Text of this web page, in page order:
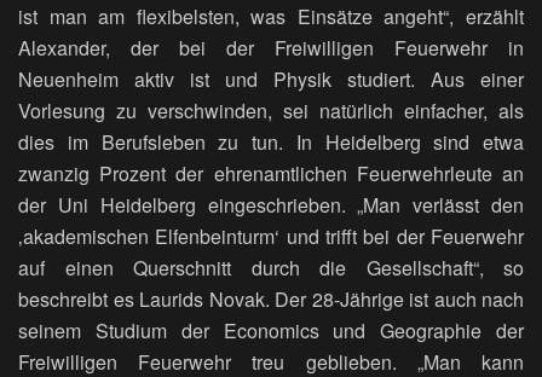
ist man am flexibelsten, was Einsätze angeht“, erzählt
Alexander, der bei der Freiwilligen Feuerwehr in
Neuenheim aktiv ist und Physik studiert. Aus einer
Vorlesung zu verschwinden, sei natürlich einfacher, als
dies im Berufsleben zu tun. In Heidelberg sind etwa
zwanzig Prozent der ehrenamtlichen Feuerwehrleute an
der Uni Heidelberg eingeschrieben. „Man verlässt den
‚akademischen Elfenbeinturm‘ und trifft bei der Feuerwehr
auf einen Querschnitt durch die Gesellschaft“, so
beschreibt es Laurids Novak. Der 28-Jährige ist auch nach
seinem Studium der Economics und Geographie der
Freiwilligen Feuerwehr treu geblieben. „Man kann